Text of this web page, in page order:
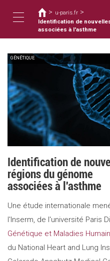
contenido
Toggle
navigation
Usted
está
aquí
> u-paris.fr >
Identification de
associées à l'asthme
GÉNÉTIQUE
Identification de
régions du génome
associées à l'asthme
Une étude internationale
l'Inserm, de l'université Paris
Génétique et Maladies
du National Heart and Lung